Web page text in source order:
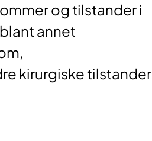
og tilstander i
annet
kirurgiske tilstander